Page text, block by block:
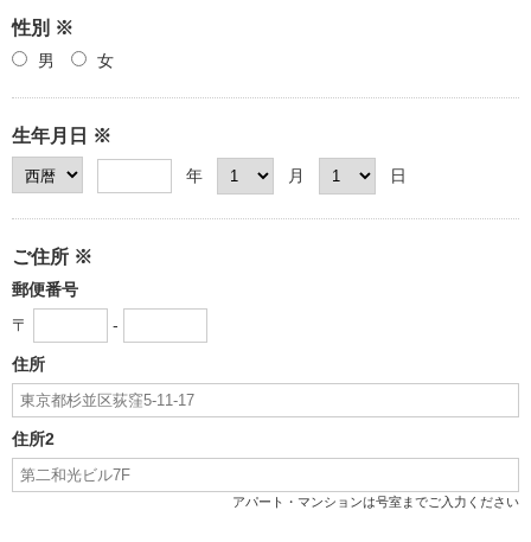
性別 ※
男 女
生年月日 ※
年 月 日
ご住所 ※
郵便番号
〒
-
住所
住所2
アパート・マンションは号室までご入力ください